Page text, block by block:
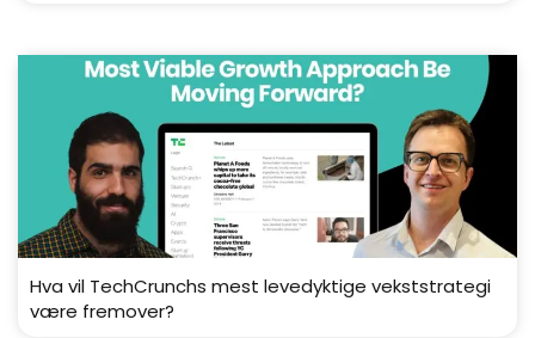
Hva vil TechCrunchs mest levedyktige vekststrategi
være fremover?